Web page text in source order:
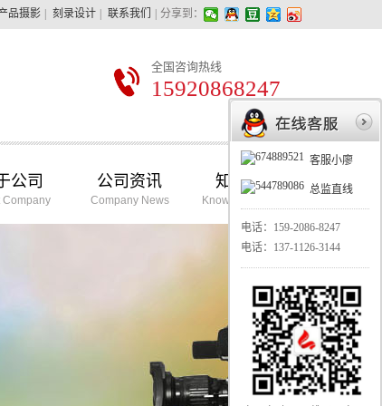
品摄影 刻录设计 联系我们 分享到：
全国咨询热线
15920868247
公司
Company
公司资讯
Company News
知识学堂
Knowledge School
客服小廖
总监直线
电话： 159-2086-8247
电话： 137-1126-3144
华亿摄影最擅长的：